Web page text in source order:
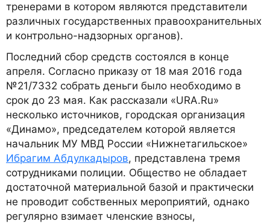
тренерами в котором являются представители
различных государственных правоохранительных
и контрольно-надзорных органов).
Последний сбор средств состоялся в конце
апреля. Согласно приказу от 18 мая 2016 года
№21/7332 собрать деньги было необходимо в
срок до 23 мая. Как рассказали «URA.Ru»
несколько источников, городская организация
«Динамо», председателем которой является
начальник МУ МВД России «Нижнетагильское»
Ибрагим Абдулкадыров, представлена тремя
сотрудниками полиции. Общество не обладает
достаточной материальной базой и практически
не проводит собственных мероприятий, однако
регулярно взимает членские взносы,